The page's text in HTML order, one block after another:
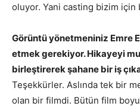
oluyor. Yani casting bizim için
Görüntü yönetmeniniz Emre
etmek gerekiyor. Hikayeyi
birleştirerek şahane bir iş
Teşekkürler. Aslında tek bir
olan bir filmdi. Bütün film